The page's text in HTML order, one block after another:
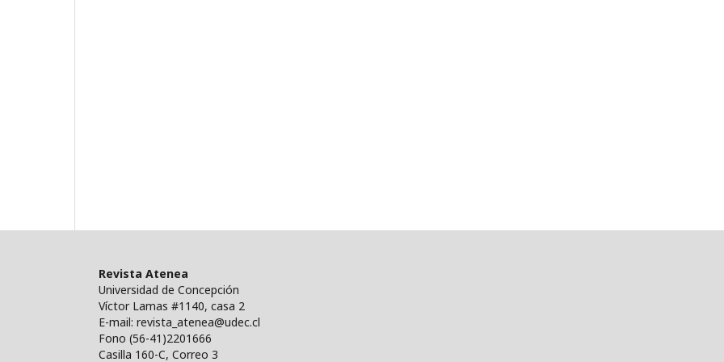
Revista Atenea
Universidad de Concepción
Víctor Lamas #1140, casa 2
E-mail: revista_atenea@udec.cl
Fono (56-41)2201666
Casilla 160-C, Correo 3